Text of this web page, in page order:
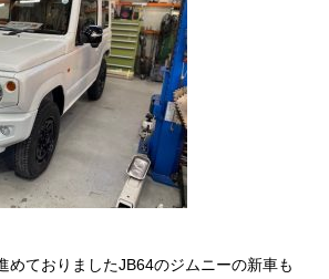
めておりましたJB64のジムニーの新車も